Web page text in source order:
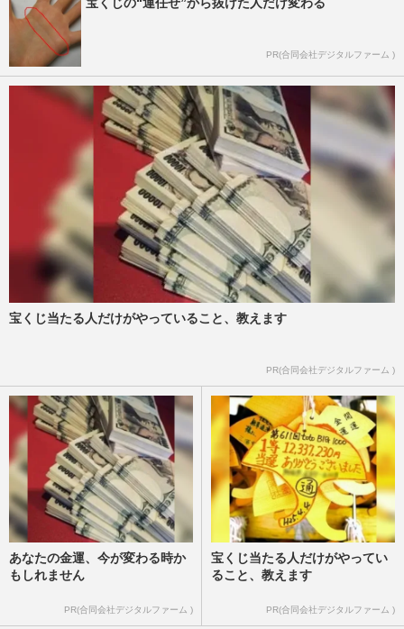
宝くじの“運任せ”から抜けた人だけ変わる
PR(合同会社デジタルファーム )
宝くじ当たる人だけがやっていること、教えます
PR(合同会社デジタルファーム )
あなたの金運、今が変わる時か
もしれません
PR(合同会社デジタルファーム )
宝くじ当たる人だけがやってい
ること、教えます
PR(合同会社デジタルファーム )